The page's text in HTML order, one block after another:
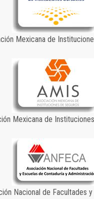
Mexicana de
Mexicana de
Nacional de Facultades